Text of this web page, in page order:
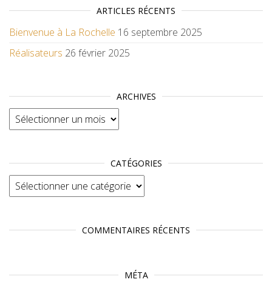
ARTICLES RÉCENTS
Bienvenue à La Rochelle 16 septembre 2025
Réalisateurs 26 février 2025
ARCHIVES
Archives
CATÉGORIES
Catégories
COMMENTAIRES RÉCENTS
MÉTA